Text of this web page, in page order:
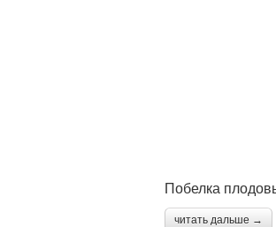
Побелка
читать дальше →